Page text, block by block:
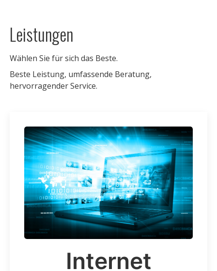
Leistungen
Wählen Sie für sich das Beste.
Beste Leistung, umfassende Beratung,
hervorragender Service.
Internet